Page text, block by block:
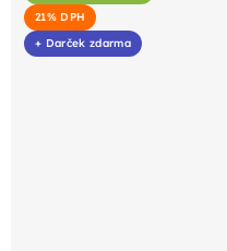
21% DPH
+ Darček zdarma